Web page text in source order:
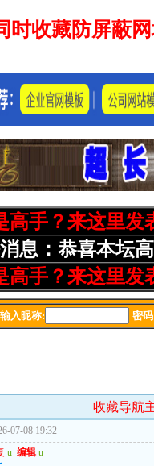
收藏导航
07-08 19:32
u 编辑 u